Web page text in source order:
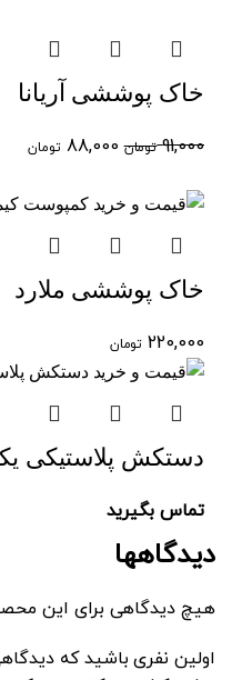
خاک پوششی آریانا
91,000 تومان 88,000 تومان
خاک پوششی ملارد
220,000 تومان
دستکش پلاستیکی
تماس بگیرید
دیدگاهها
هیچ دیدگاهی برای این
اولین نفری باشید که